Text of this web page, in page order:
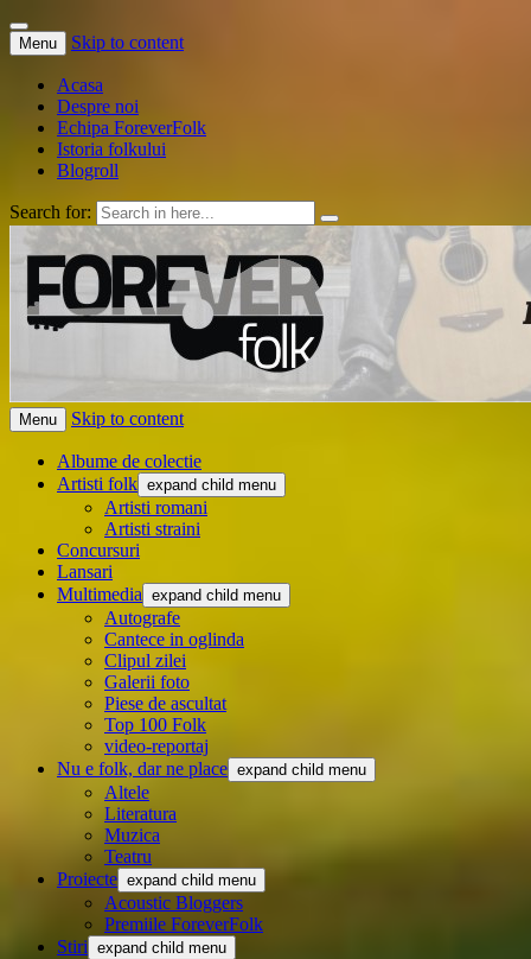
Menu Skip to content
Acasa
Despre noi
Echipa ForeverFolk
Istoria folkului
Blogroll
Search for:
ForeverFolk
Muzica sufletului tau
Menu Skip to content
Albume de colectie
Artisti folk expand child menu
Artisti romani
Artisti straini
Concursuri
Lansari
Multimedia expand child menu
Autografe
Cantece in oglinda
Clipul zilei
Galerii foto
Piese de ascultat
Top 100 Folk
video-reportaj
Nu e folk, dar ne place expand child menu
Altele
Literatura
Muzica
Teatru
Proiecte expand child menu
Acoustic Bloggers
Premiile ForeverFolk
Stiri expand child menu